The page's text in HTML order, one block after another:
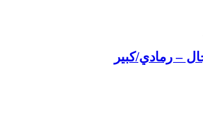
– رمادي/كبير